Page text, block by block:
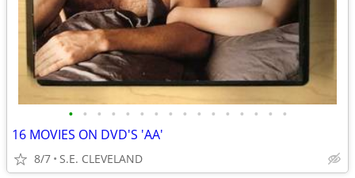
• • • • • • • • • • • • • • • •
16 MOVIES ON DVD'S 'AA'
8/7 S.E. CLEVELAND